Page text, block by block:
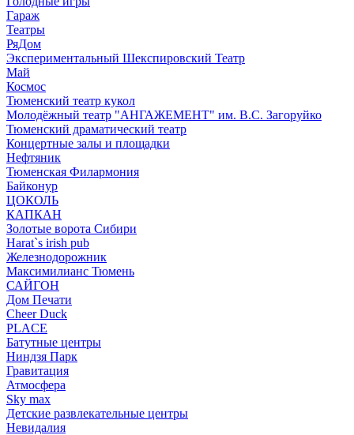
Гараж
Театры
РяДом
Экспериментальный Шекспировский Театр
Май
Космос
Тюменский театр кукол
Молодёжный театр "АНГАЖЕМЕНТ" им. В.С. Загоруйко
Тюменский драматический театр
Концертные залы и площадки
Нефтяник
Тюменская Филармония
Байконур
ЦОКОЛЬ
КАПКАН
Золотые ворота Сибири
Harat`s irish pub
Железнодорожник
Максимилианс Тюмень
САЙГОН
Дом Печати
Cheer Duck
PLACE
Батутные центры
Ниндзя Парк
Гравитация
Атмосфера
Sky max
Детские развлекательные центры
Невидалия